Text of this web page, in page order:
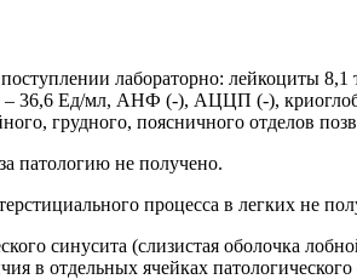
лабораторно: лейкоциты
36,6 Ед/мл, АНФ (‑), АЦЦП (‑),
грудного, поясничного отделов
патологию не получено.
процесса в легких не
синусита (слизистая оболочка
в отдельных ячейках